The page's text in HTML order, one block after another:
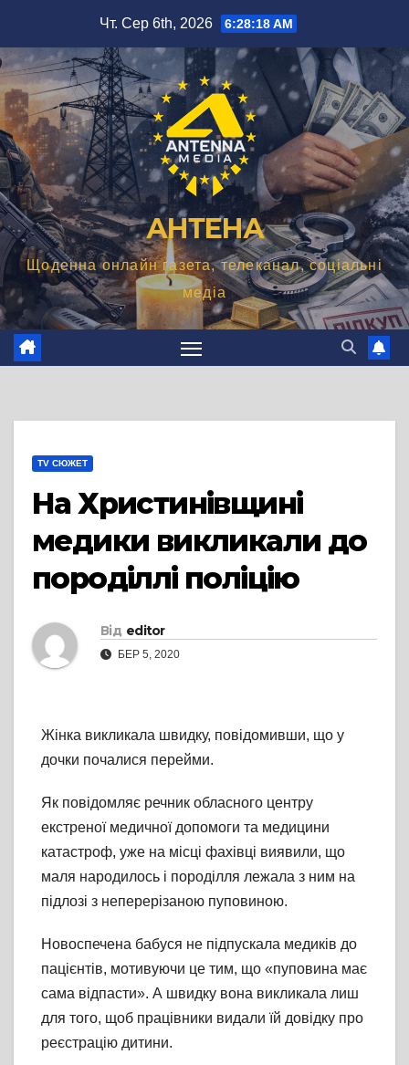
вмісту
Чт. Сер 6th, 2026 6:28:19 AM
АНТЕНА
Щоденна онлайн газета, телеканал, соціальні
медіа
TV СЮЖЕТ
На Христинівщині
медики викликали до
породіллі поліцію
Від editor
БЕР 5, 2020
Жінка викликала швидку, повідомивши, що у
дочки почалися перейми.
Як повідомляє речник обласного центру
екстреної медичної допомоги та медицини
катастроф, уже на місці фахівці виявили, що
маля народилось і породілля лежала з ним на
підлозі з неперерізаною пуповиною.
Новоспечена бабуся не підпускала медиків до
пацієнтів, мотивуючи це тим, що «пуповина має
сама відпасти». А швидку вона викликала лиш
для того, щоб працівники видали їй довідку про
реєстрацію дитини.